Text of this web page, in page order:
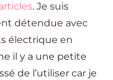
. Je suis
détendue avec
électrique en
il y a une petite
de l’utiliser car je